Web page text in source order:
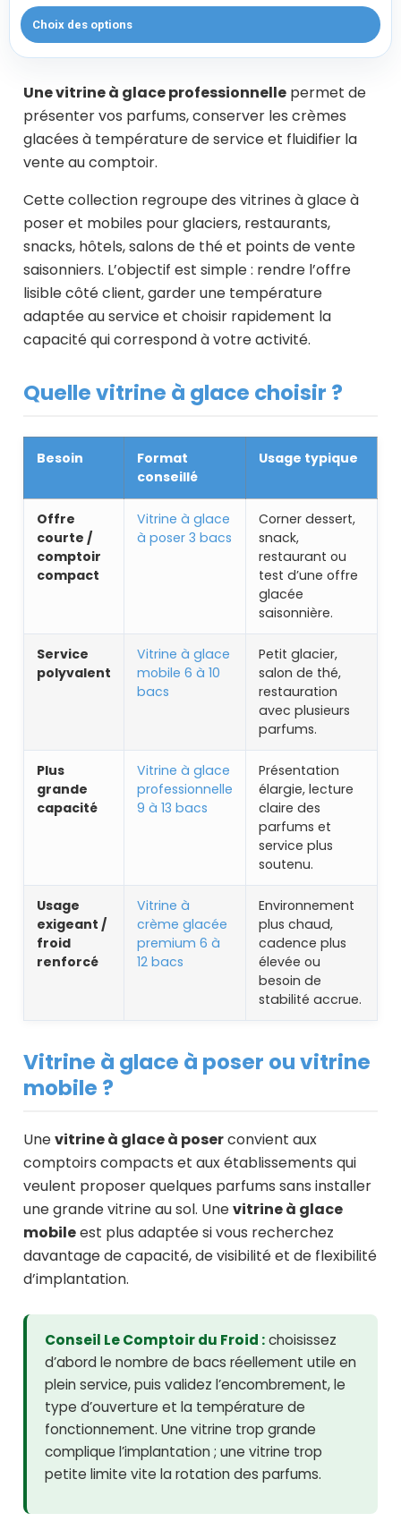
Choix des options
Une vitrine à glace professionnelle permet de
présenter vos parfums, conserver les crèmes
glacées à température de service et fluidifier la
vente au comptoir.
Cette collection regroupe des vitrines à glace à
poser et mobiles pour glaciers, restaurants,
snacks, hôtels, salons de thé et points de vente
saisonniers. L’objectif est simple : rendre l’offre
lisible côté client, garder une température
adaptée au service et choisir rapidement la
capacité qui correspond à votre activité.
Quelle vitrine à glace choisir ?
Besoin
Format
conseillé
Usage typique
Offre
courte /
comptoir
compact
Vitrine à glace
à poser 3 bacs
Corner dessert,
snack,
restaurant ou
test d’une offre
glacée
saisonnière.
Service
polyvalent
Vitrine à glace
mobile 6 à 10
bacs
Petit glacier,
salon de thé,
restauration
avec plusieurs
parfums.
Plus
grande
capacité
Vitrine à glace
professionnelle
9 à 13 bacs
Présentation
élargie, lecture
claire des
parfums et
service plus
soutenu.
Usage
exigeant /
froid
renforcé
Vitrine à
crème glacée
premium 6 à
12 bacs
Environnement
plus chaud,
cadence plus
élevée ou
besoin de
stabilité accrue.
Vitrine à glace à poser ou vitrine
mobile ?
Unevitrine à glace à poserconvient aux
comptoirs compacts et aux établissements qui
veulent proposer quelques parfums sans installer
une grande vitrine au sol. Unevitrine à glace
mobileest plus adaptée si vous recherchez
davantage de capacité, de visibilité et de flexibilité
d’implantation.
Conseil Le Comptoir du Froid :choisissez
d’abord le nombre de bacs réellement utile en
plein service, puis validez l’encombrement, le
type d’ouverture et la température de
fonctionnement. Une vitrine trop grande
complique l’implantation ; une vitrine trop
petite limite vite la rotation des parfums.